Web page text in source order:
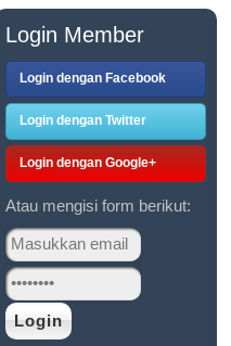
Login Member
Login dengan Facebook
Login dengan Twitter
Login dengan Google+
Atau mengisi form berikut: